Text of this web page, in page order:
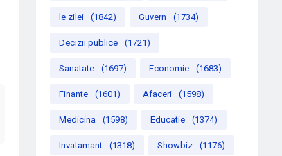
le zilei (1842) Guvern (1734)
Decizii publice (1721)
Sanatate (1697) Economie (1683)
Finante (1601) Afaceri (1598)
Medicina (1598) Educatie (1374)
Invatamant (1318) Showbiz (1176)